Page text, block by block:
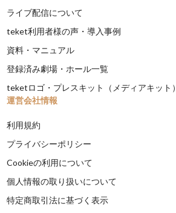
ライブ配信について
teket利用者様の声・導入事例
資料・マニュアル
登録済み劇場・ホール一覧
teketロゴ・プレスキット（メディアキット）
運営会社情報
利用規約
プライバシーポリシー
Cookieの利用について
個人情報の取り扱いについて
特定商取引法に基づく表示